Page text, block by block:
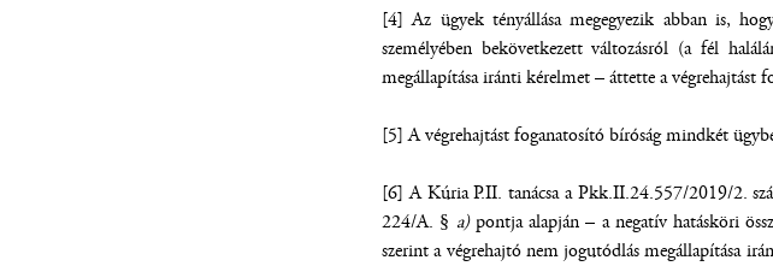
[4] Az ügyek tényállása megegyezik abban is,
személyében bekövetkezett változásról (a fél
megállapítása iránti kérelmet – áttette a végrehajtást
[5] A végrehajtást foganatosító bíróság mindkét
[6] A Kúria P.II. tanácsa a Pkk.II.24.557/2019/2.
224/A. § a)pontja alapján – a negatív hatásköri
szerint a végrehajtó nem jogutódlás megállapítása